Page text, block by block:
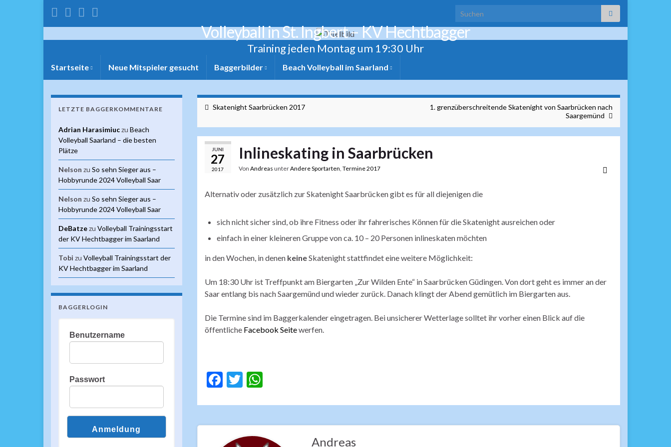
Search for:
Volleyball in St. Ingbert – KV Hechtbagger
Training jeden Montag um 19:30 Uhr
Startseite Neue Mitspieler gesucht Baggerbilder Beach Volleyball im Saarland
Skatenight Saarbrücken 2017
1. grenzüberschreitende Skatenight von Saarbrücken nach
Saargemünd
JUNI
27
2017
Inlineskating in Saarbrücken
Von Andreas unterAndere Sportarten, Termine 2017
Alternativ oder zusätzlich zur Skatenight Saarbrücken gibt es für all diejenigen die
sich nicht sicher sind, ob ihre Fitness oder ihr fahrerisches Können für die Skatenight ausreichen oder
einfach in einer kleineren Gruppe von ca. 10 – 20 Personen inlineskaten möchten
in den Wochen, in denen keineSkatenight stattfindet eine weitere Möglichkeit:
Um 18:30 Uhr ist Treffpunkt am Biergarten „Zur Wilden Ente“ in Saarbrücken Güdingen. Von dort geht es immer an der
Saar entlang bis nach Saargemünd und wieder zurück. Danach klingt der Abend gemütlich im Biergarten aus.
Die Termine sind im Baggerkalender eingetragen. Bei unsicherer Wetterlage solltet ihr vorher einen Blick auf die
öffentliche Facebook Seitewerfen.
F
e
b
T
itt
er
W
at
s
Andreas
LETZTE BAGGERKOMMENTARE
Adrian Harasimiuczu Beach
Volleyball Saarland – die besten
Plätze
Nelson zu So sehn Sieger aus –
Hobbyrunde 2024 Volleyball Saar
Nelson zu So sehn Sieger aus –
Hobbyrunde 2024 Volleyball Saar
DeBatzezu Volleyball Trainingsstart
der KV Hechtbagger im Saarland
Tobi zu Volleyball Trainingsstart der
KV Hechtbagger im Saarland
BAGGERLOGIN
Benutzername
Passwort